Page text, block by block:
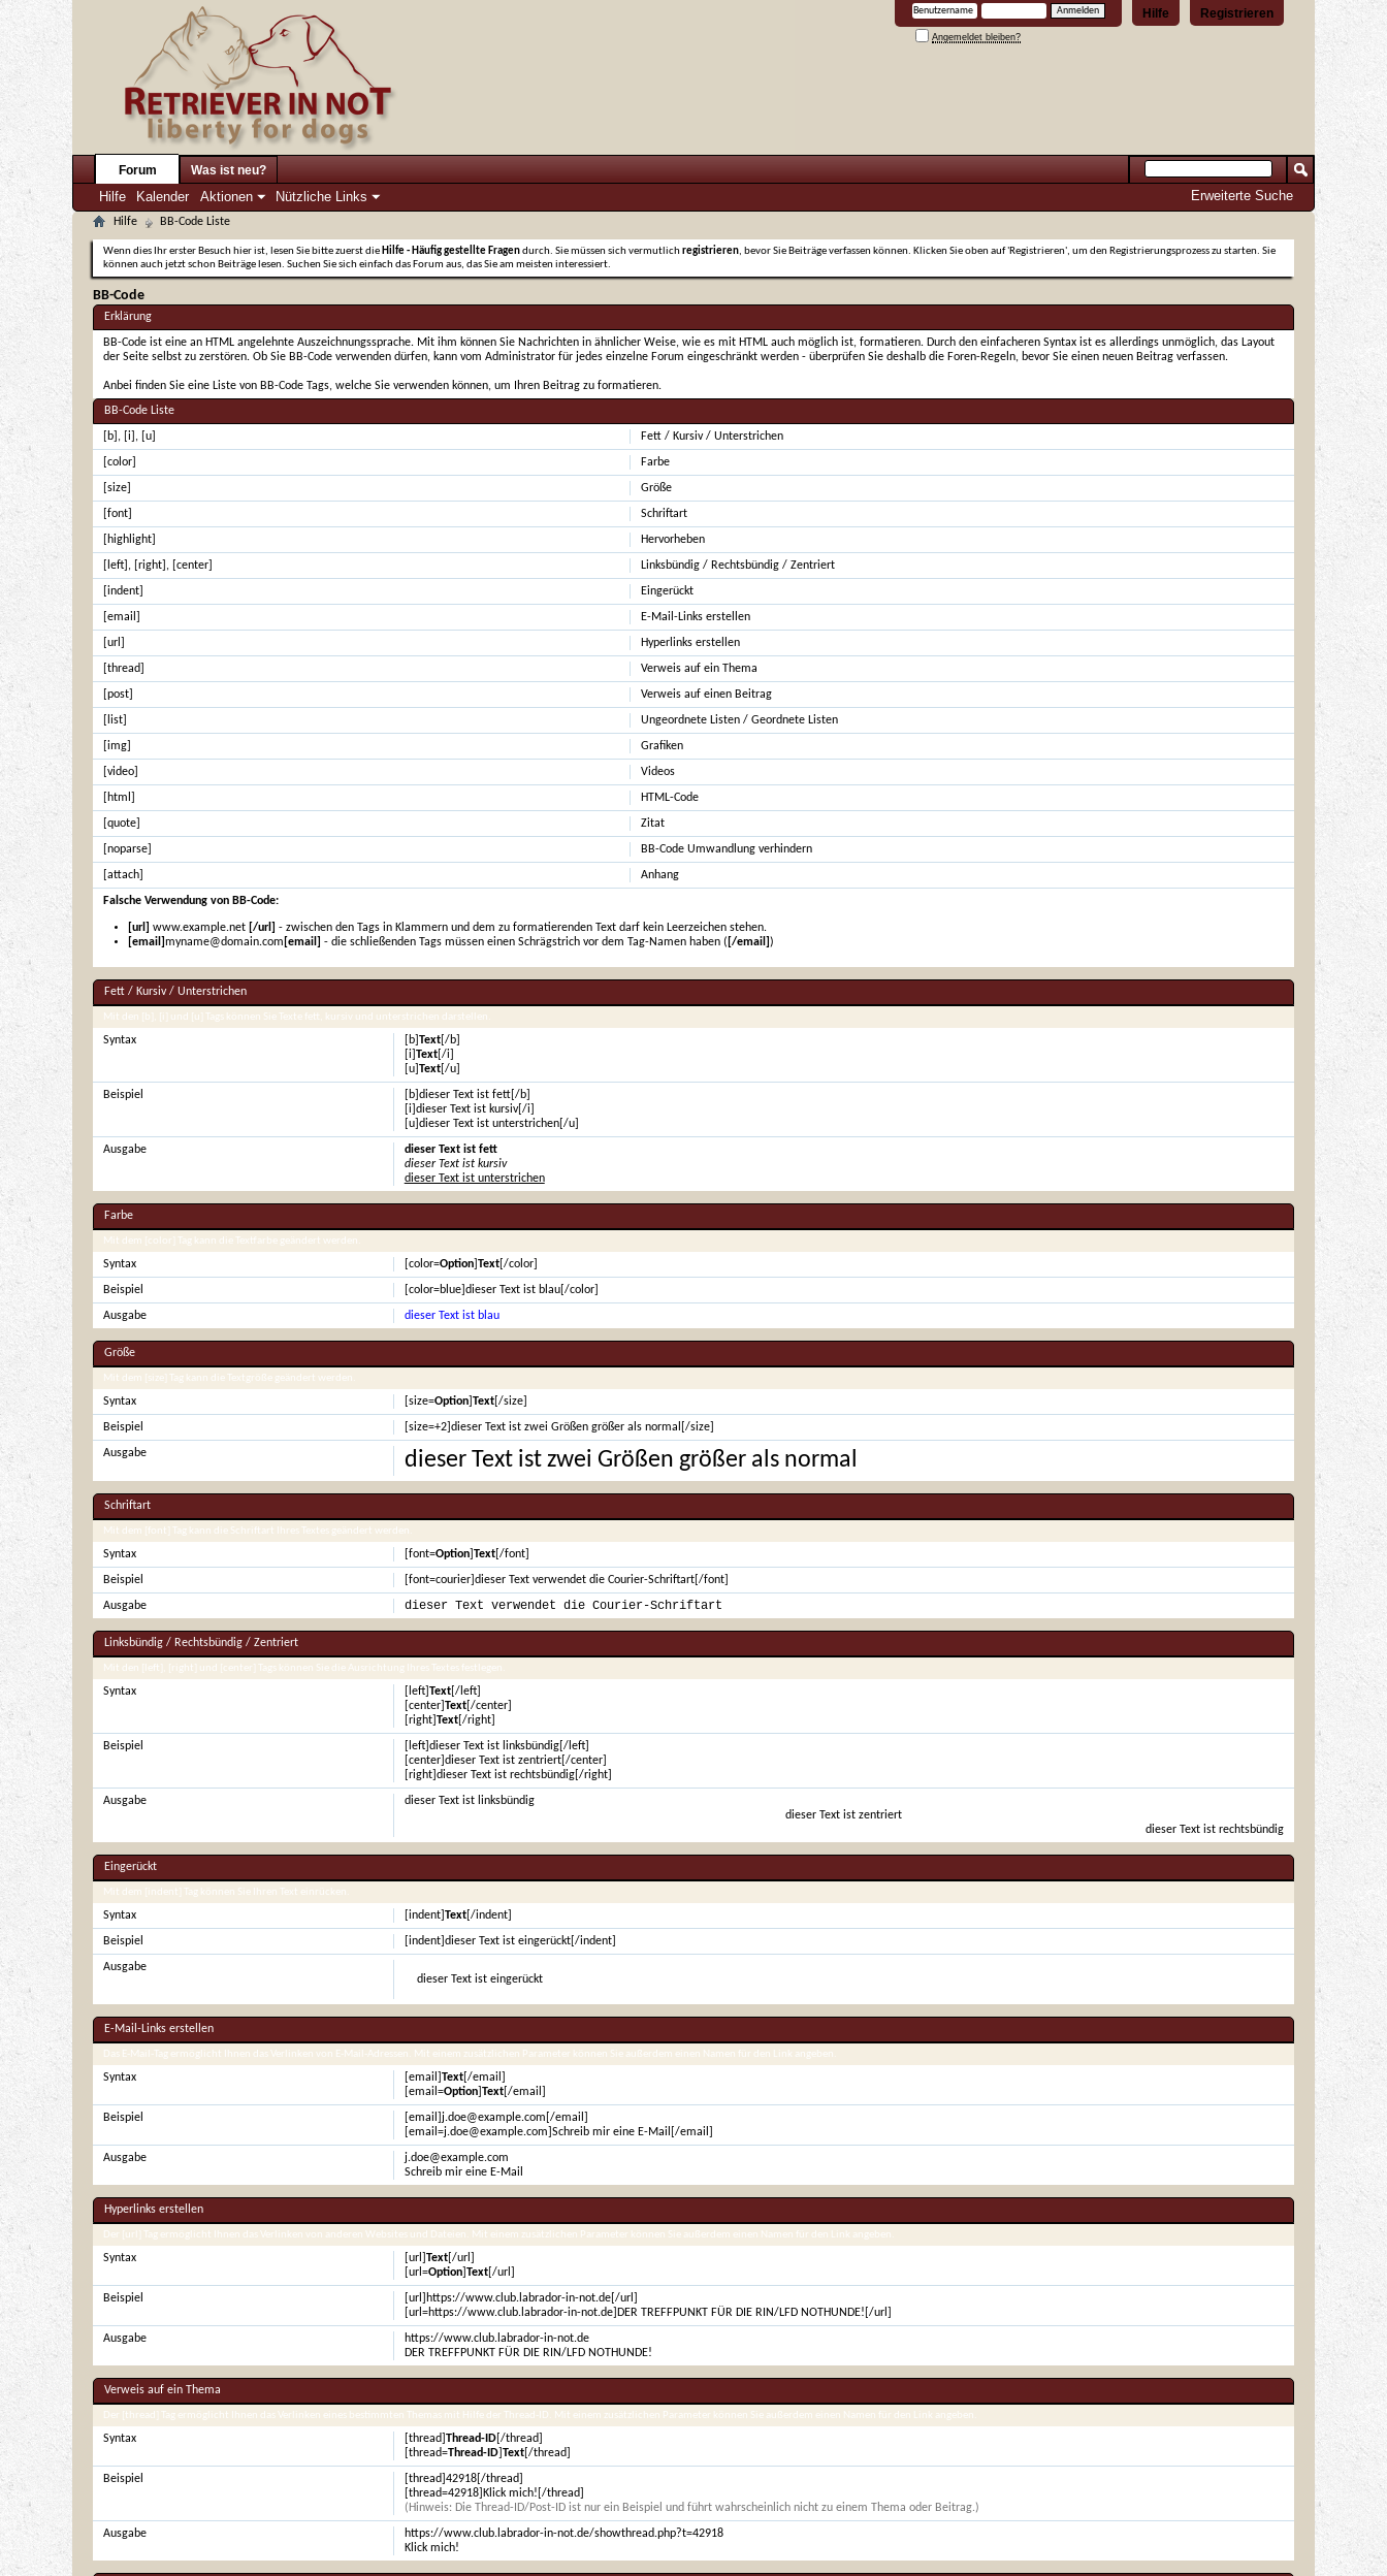
Registrieren
Hilfe
Angemeldet bleiben?
Forum
Hilfe Kalender Aktionen Nützliche Links
Was ist neu?
Erweiterte Suche
Hilfe BB-Code Liste
Wenn dies Ihr erster Besuch hier ist, lesen Sie bitte zuerst die Hilfe - Häufig gestellte Fragendurch. Sie müssen sich vermutlichregistrieren, bevor Sie Beiträge verfassen können. Klicken Sie oben auf 'Registrieren', um den Registrierungsprozess zu starten. Sie
können auch jetzt schon Beiträge lesen. Suchen Sie sich einfach das Forum aus, das Sie am meisten interessiert.
BB-Code
Erklärung
BB-Code ist eine an HTML angelehnte Auszeichnungssprache. Mit ihm können Sie Nachrichten in ähnlicher Weise, wie es mit HTML auch möglich ist, formatieren. Durch den einfacheren Syntax ist es allerdings unmöglich, das Layout
der Seite selbst zu zerstören. Ob Sie BB-Code verwenden dürfen, kann vom Administrator für jedes einzelne Forum eingeschränkt werden - überprüfen Sie deshalb die Foren-Regeln, bevor Sie einen neuen Beitrag verfassen.
Anbei finden Sie eine Liste von BB-Code Tags, welche Sie verwenden können, um Ihren Beitrag zu formatieren.
BB-Code Liste
Fett / Kursiv / Unterstrichen
[b] , [i] , [u]
Farbe
[color]
Größe
[size]
Schriftart
[font]
Hervorheben
[highlight]
Linksbündig / Rechtsbündig / Zentriert
[left] , [right] , [center]
Eingerückt
[indent]
E-Mail-Links erstellen
[email]
Hyperlinks erstellen
[url]
Verweis auf ein Thema
[thread]
Verweis auf einen Beitrag
[post]
Ungeordnete Listen / Geordnete Listen
[list]
Grafiken
[img]
Videos
[video]
HTML-Code
[html]
Zitat
[quote]
BB-Code Umwandlung verhindern
[noparse]
Anhang
[attach]
Falsche Verwendung von BB-Code:
[url] www.example.net [/url] - zwischen den Tags in Klammern und dem zu formatierenden Text darf kein Leerzeichen stehen.
[email]myname@domain.com [email] - die schließenden Tags müssen einen Schrägstrich vor dem Tag-Namen haben ( [/email])
Fett / Kursiv / Unterstrichen
Mit den [b], [i] und [u] Tags können Sie Texte fett, kursiv und unterstrichen darstellen.
[b] Text[/b]
[i] Text[/i]
[u] Text[/u]
Syntax
[b]dieser Text ist fett[/b]
[i]dieser Text ist kursiv[/i]
[u]dieser Text ist unterstrichen[/u]
Beispiel
dieser Text ist fett
dieser Text ist kursiv
dieser Text ist unterstrichen
Ausgabe
Farbe
Mit dem [color] Tag kann die Textfarbe geändert werden.
[color=Option] Text[/color]
Syntax
[color=blue]dieser Text ist blau[/color]
Beispiel
dieser Text ist blau
Ausgabe
Größe
Mit dem [size] Tag kann die Textgröße geändert werden.
[size=Option] Text[/size]
Syntax
[size=+2]dieser Text ist zwei Größen größer als normal[/size]
Beispiel
dieser Text ist zwei Größen größer als normal
Ausgabe
Schriftart
Mit dem [font] Tag kann die Schriftart Ihres Textes geändert werden.
[font=Option] Text[/font]
Syntax
[font=courier]dieser Text verwendet die Courier-Schriftart[/font]
Beispiel
dieser Text verwendet die Courier-Schriftart
Ausgabe
Linksbündig / Rechtsbündig / Zentriert
Mit den [left], [right] und [center] Tags können Sie die Ausrichtung Ihres Textes festlegen.
[left] Text[/left]
[center] Text[/center]
[right] Text[/right]
Syntax
[left]dieser Text ist linksbündig[/left]
[center]dieser Text ist zentriert[/center]
[right]dieser Text ist rechtsbündig[/right]
Beispiel
dieser Text ist linksbündig
dieser Text ist zentriert
dieser Text ist rechtsbündig
Ausgabe
Eingerückt
Mit dem [indent] Tag können Sie Ihren Text einrücken.
[indent] Text[/indent]
Syntax
[indent]dieser Text ist eingerückt[/indent]
Beispiel
dieser Text ist eingerückt
Ausgabe
E-Mail-Links erstellen
Das E-Mail-Tag ermöglicht Ihnen das Verlinken von E-Mail-Adressen. Mit einem zusätzlichen Parameter können Sie außerdem einen Namen für den Link angeben.
[email] Text[/email]
[email=Option] Text[/email]
Syntax
[email]j.doe@example.com[/email]
[email=j.doe@example.com]Schreib mir eine E-Mail[/email]
Beispiel
j.doe@example.com
Schreib mir eine E-Mail
Ausgabe
Hyperlinks erstellen
Der [url] Tag ermöglicht Ihnen das Verlinken von anderen Websites und Dateien. Mit einem zusätzlichen Parameter können Sie außerdem einen Namen für den Link angeben.
[url] Text[/url]
[url=Option] Text[/url]
Syntax
[url]https://www.club.labrador-in-not.de[/url]
[url=https://www.club.labrador-in-not.de]DER TREFFPUNKT FÜR DIE RIN/LFD NOTHUNDE![/url]
Beispiel
https://www.club.labrador-in-not.de
DER TREFFPUNKT FÜR DIE RIN/LFD NOTHUNDE!
Ausgabe
Verweis auf ein Thema
Der [thread] Tag ermöglicht Ihnen das Verlinken eines bestimmten Themas mit Hilfe der Thread-ID. Mit einem zusätzlichen Parameter können Sie außerdem einen Namen für den Link angeben.
[thread] Thread-ID[/thread]
[thread=Thread-ID] Text[/thread]
Syntax
[thread]42918[/thread]
[thread=42918]Klick mich![/thread]
(Hinweis: Die Thread-ID/Post-ID ist nur ein Beispiel und führt wahrscheinlich nicht zu einem Thema oder Beitrag.)
Beispiel
https://www.club.labrador-in-not.de/showthread.php?t=42918
Klick mich!
Ausgabe